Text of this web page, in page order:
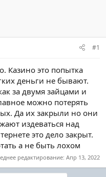
#1
Казино это попытка
деньги не бывают.
за двумя зайцами и
можно потерять
Да их закрыли но они
издеваться над
это дело закрыт.
а не быть лохом
редактирование: Апр 13, 2022